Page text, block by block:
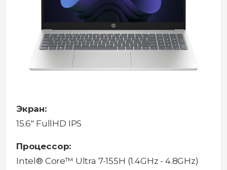
Экран:
15.6" FullHD IPS
Процессор:
Intel® Core™ Ultra 7-155H (1.4GHz - 4.8GHz)